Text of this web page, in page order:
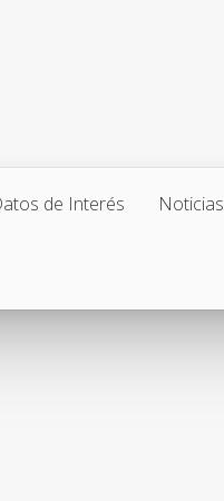
de Interés Noticias